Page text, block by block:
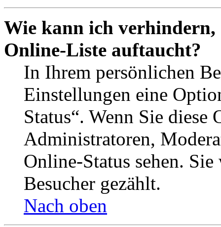
Wie kann ich verhindern,
Online-Liste auftaucht?
In Ihrem persönlichen
Einstellungen eine
Status“. Wenn Sie
Administratoren,
Online-Status sehen.
Besucher gezählt.
Nach oben